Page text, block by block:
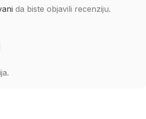
da biste objavili recenziju.